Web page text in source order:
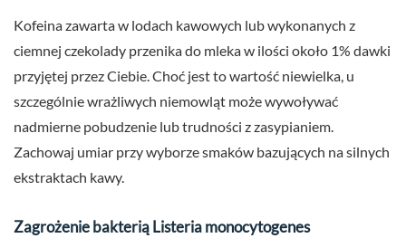
Kofeina zawarta w lodach kawowych lub wykonanych z
ciemnej czekolady przenika do mleka w ilości około 1% dawki
przyjętej przez Ciebie. Choć jest to wartość niewielka, u
szczególnie wrażliwych niemowląt może wywoływać
nadmierne pobudzenie lub trudności z zasypianiem.
Zachowaj umiar przy wyborze smaków bazujących na silnych
ekstraktach kawy.
Zagrożenie bakterią Listeria monocytogenes